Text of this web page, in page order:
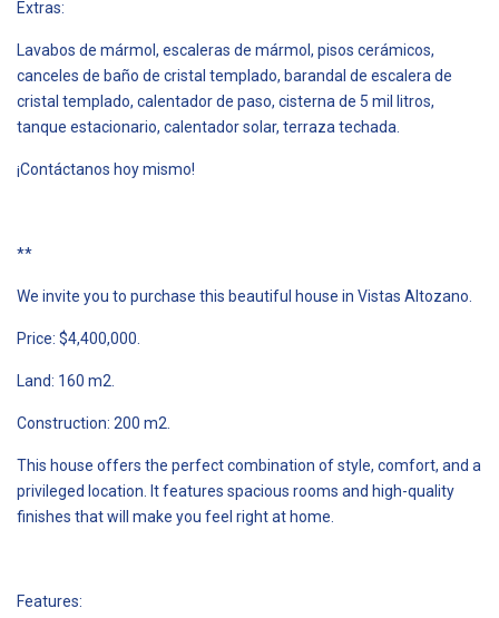
Extras:
Lavabos de mármol, escaleras de mármol, pisos cerámicos,
canceles de baño de cristal templado, barandal de escalera de
cristal templado, calentador de paso, cisterna de 5 mil litros,
tanque estacionario, calentador solar, terraza techada.
¡Contáctanos hoy mismo!
**
We invite you to purchase this beautiful house in Vistas Altozano.
Price: $4,400,000.
Land: 160 m2.
Construction: 200 m2.
This house offers the perfect combination of style, comfort, and a
privileged location. It features spacious rooms and high-quality
finishes that will make you feel right at home.
Features: